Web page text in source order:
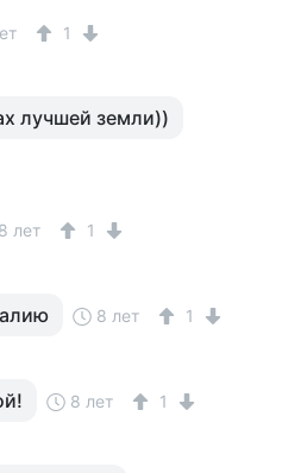
1
лучшей земли))
8 лет 1
8 лет 1
8 лет 1